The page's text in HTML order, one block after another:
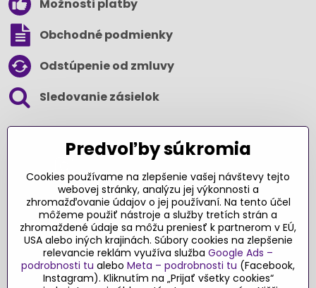
Možnosti platby
Obchodné podmienky
Odstúpenie od zmluvy
Sledovanie zásielok
Ďakujeme za podporu
Sme slovenský e-shop​. Fungujeme len
vďaka vám – rodičom a všetkým, ktorí veria
v poctivý výber kvalitných hračiek s
pridanou hodnotou​. Každý nákup na
Predvoľby súkromia
Cookies používame na zlepšenie vašej návštevy tejto
webovej stránky, analýzu jej výkonnosti a
zhromažďovanie údajov o jej používaní. Na tento účel
môžeme použiť nástroje a služby tretích strán a
zhromaždené údaje sa môžu preniesť k partnerom v EÚ,
USA alebo iných krajinách. Súbory cookies na zlepšenie
relevancie reklám využíva služba Google Ads –
podrobnosti tu alebo Meta – podrobnosti tu (Facebook,
Instagram). Kliknutím na „Prijať všetky cookies“